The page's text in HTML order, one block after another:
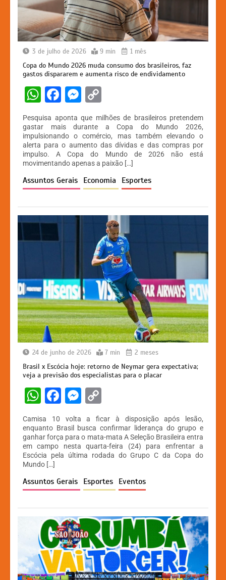
3 de julho de 2026 9 min 1 mês
Copa do Mundo 2026 muda consumo dos brasileiros, faz
gastos dispararem e aumenta risco de endividamento
W
h
at
s
A
p
p
F
c
e
b
o
o
k
M
s
s
e
n
g
er
o
p
y
Li
n
k
Pesquisa aponta que milhões de brasileiros pretendem
gastar mais durante a Copa do Mundo 2026,
impulsionando o comércio, mas também elevando o
alerta para o aumento das dívidas e das compras por
impulso. A Copa do Mundo de 2026 não está
movimentando apenas a paixão […]
Assuntos Gerais Economia Esportes
24 de junho de 2026 7 min 2 meses
Brasil x Escócia hoje: retorno de Neymar gera expectativa;
veja a previsão dos especialistas para o placar
W
at
s
A
p
p
F
c
e
b
o
o
k
M
s
s
e
n
g
er
p
y
Li
n
k
Camisa 10 volta a ficar à disposição após lesão,
enquanto Brasil busca confirmar liderança do grupo e
ganhar força para o mata-mata A Seleção Brasileira entra
em campo nesta quarta-feira (24) para enfrentar a
Escócia pela última rodada do Grupo C da Copa do
Mundo […]
Assuntos Gerais Esportes Eventos